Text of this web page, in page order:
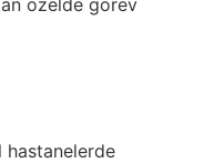
hastanelerde